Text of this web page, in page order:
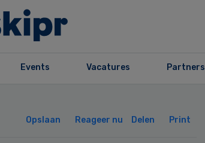
Events Vacatures Partners
Opslaan Reageer nu Delen Print